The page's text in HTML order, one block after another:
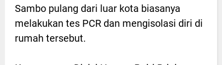
Sambo pulang dari luar kota biasanya
melakukan tes PCR dan mengisolasi diri di
rumah tersebut.